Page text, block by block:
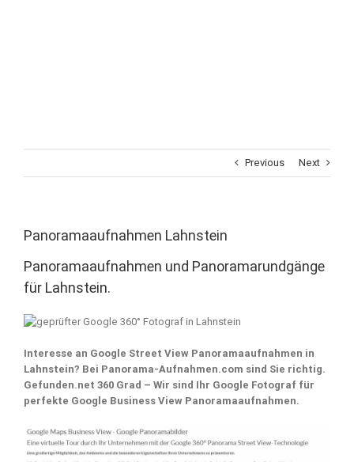
Previous Next
Panoramaaufnahmen Lahnstein
Panoramaaufnahmen und Panoramarundgänge
für Lahnstein.
Interesse an Google Street View Panoramaaufnahmen in
Lahnstein? Bei Panorama-Aufnahmen.com sind Sie richtig.
Gefunden.net 360 Grad – Wir sind Ihr Google Fotograf für
perfekte Google Business View Panoramaaufnahmen.